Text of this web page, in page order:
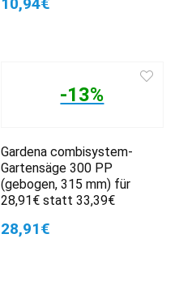
-13%
Gardena combisystem-
Gartensäge 300 PP
(gebogen, 315 mm) für
28,91€ statt 33,39€
28,91€